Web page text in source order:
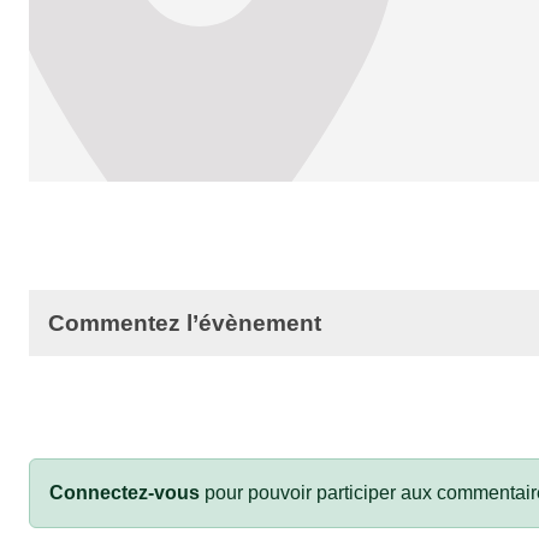
Commentez l’évènement
Connectez-vous pour pouvoir participer aux